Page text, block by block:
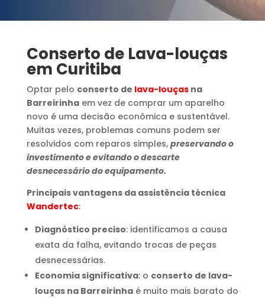
Conserto de Lava-louças
em Curitiba
Optar pelo conserto de lava-louçasna
Barreirinhaem vez de comprar um aparelho
novo é uma decisão econômica e sustentável.
Muitas vezes, problemas comuns podem ser
resolvidos com reparos simples, preservando o
investimento e evitando o descarte
desnecessário do equipamento.
Principais vantagens da assistência técnica
Wandertec:
Diagnóstico preciso: identificamos a causa
exata da falha, evitando trocas de peças
desnecessárias.
Economia significativa: o conserto de lava-
louças na Barreirinhaé muito mais barato do